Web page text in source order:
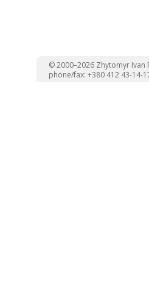
© 2000–2026 Zhytomyr Ivan
phone/fax: +380 412 43-14-